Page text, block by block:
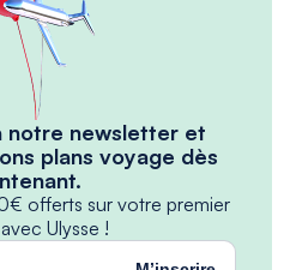
notre newsletter et
plans voyage dès
offerts sur votre premier
Ulysse !